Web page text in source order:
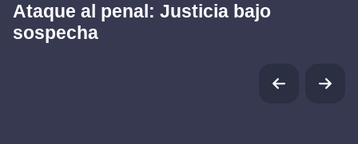
Ataque al penal: Justicia bajo
sospecha